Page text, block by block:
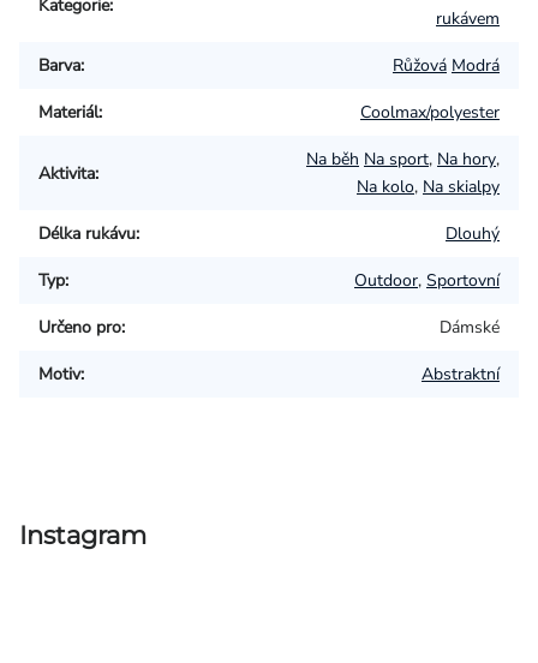
Kategorie:
rukávem
Barva: Růžová Modrá
Materiál: Coolmax/polyester
Aktivita:
Na běh Na sport, Na hory,
Na kolo, Na skialpy
Délka rukávu: Dlouhý
Typ: Outdoor, Sportovní
Určeno pro: Dámské
Motiv: Abstraktní
Instagram